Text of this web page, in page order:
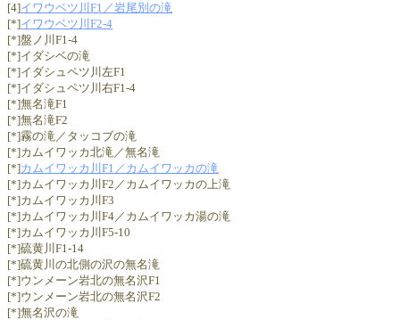
[4]イワウベツ川F1／岩尾別の滝
[*]イワウベツ川F2-4
[*]盤ノ川F1-4
[*]イダシベの滝
[*]イダシュペツ川左F1
[*]イダシュペツ川右F1-4
[*]無名滝F1
[*]無名滝F2
[*]霧の滝／タッコブの滝
[*]カムイワッカ北滝／無名滝
[*]カムイワッカ川F1／カムイワッカの滝
[*]カムイワッカ川F2／カムイワッカの上滝
[*]カムイワッカ川F3
[*]カムイワッカ川F4／カムイワッカ湯の滝
[*]カムイワッカ川F5-10
[*]硫黄川F1-14
[*]硫黄川の北側の沢の無名滝
[*]ウンメーン岩北の無名沢F1
[*]ウンメーン岩北の無名沢F2
[*]無名沢の滝